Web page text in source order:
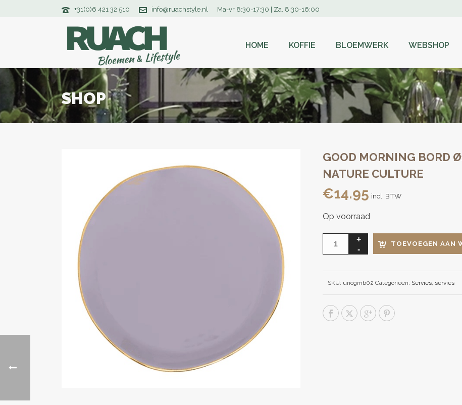
+31(0)6 421 32 510 info@ruachstyle.nl Ma-vr 8:30-17:30 | Za. 8:30-16:00
HOME KOFFIE BLOEMWERK WEBSHOP
SHOP
GOOD MORNING BORD
NATURE CULTURE
€14.95 incl. BTW
Op voorraad
TOEVOEGEN AAN
SKU: uncgmb02 Categorieën: Servies, servies